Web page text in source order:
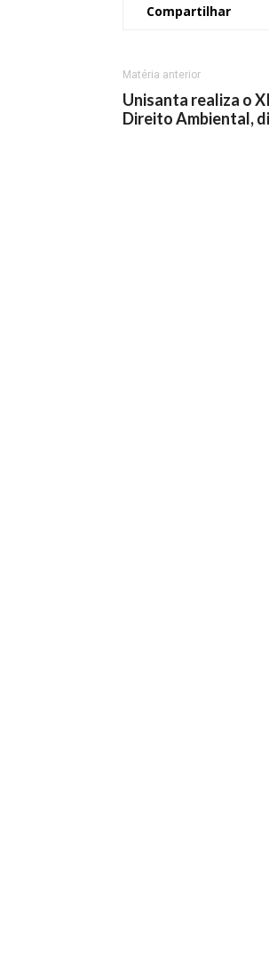
Compartilhar
Matéria anterior
Unisanta realiza o
Direito Ambiental,